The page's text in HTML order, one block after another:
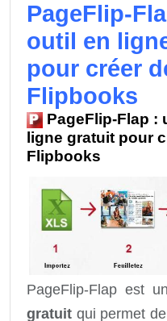
PageFlip-
outil en
pour créer
Flipbooks
PageFlip-Flap :
ligne gratuit pour
Flipbooks
PageFlip-Flap est
gratuit qui permet